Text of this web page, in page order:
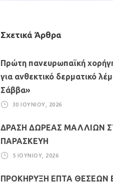
Σχετικά Άρθρα
Πρώτη πανευρωπαϊκή
για ανθεκτικό δερματικό
Σάββα»
30 ΙΟΥΝΊΟΥ, 2026
ΔΡΑΣΗ ΔΩΡΕΑΣ ΜΑΛΛΙΩΝ
ΠΑΡΑΣΚΕΥΗ
5 ΙΟΥΝΊΟΥ, 2026
ΠΡΟΚΗΡΥΞΗ ΕΠΤΑ ΘΕΣΕΩΝ